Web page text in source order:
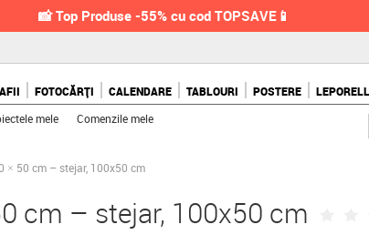
📸 Top Produse -55% cu cod TOPSAVE📱
FOTOCĂRȚI CALENDARE TABLOURI POSTERE
mele Comenzile mele
× 50 cm – stejar, 100x50 cm
cm – stejar, 100x50 cm